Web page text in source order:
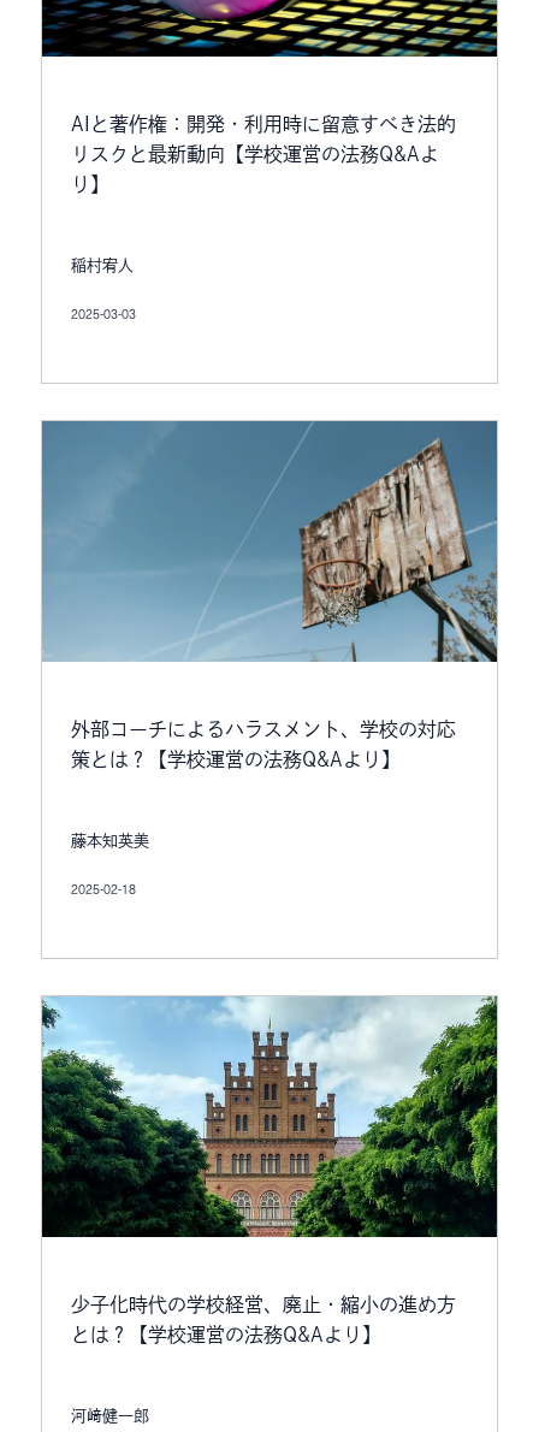
AIと著作権：開発・利用時に留意すべき法的
リスクと最新動向【学校運営の法務Q&Aよ
り】
稲村宥人
2025-03-03
外部コーチによるハラスメント、学校の対応
策とは？【学校運営の法務Q&Aより】
藤本知英美
2025-02-18
少子化時代の学校経営、廃止・縮小の進め方
とは？【学校運営の法務Q&Aより】
河﨑健一郎